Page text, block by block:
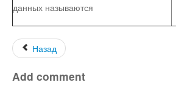
данных называются
Назад
Add comment